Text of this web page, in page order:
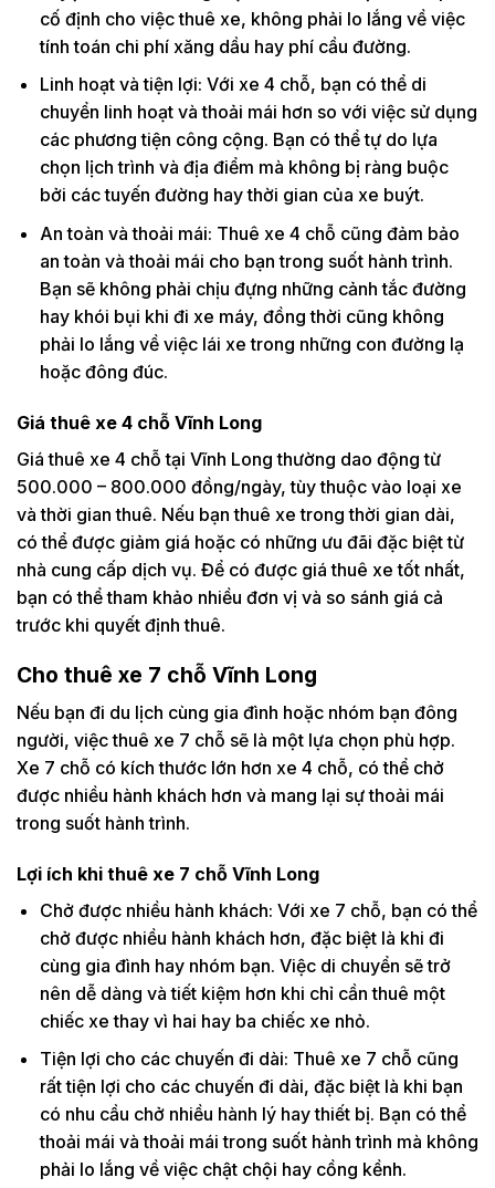
cố định cho việc thuê xe, không phải lo lắng về việc
tính toán chi phí xăng dầu hay phí cầu đường.
Linh hoạt và tiện lợi: Với xe 4 chỗ, bạn có thể di
chuyển linh hoạt và thoải mái hơn so với việc sử dụng
các phương tiện công cộng. Bạn có thể tự do lựa
chọn lịch trình và địa điểm mà không bị ràng buộc
bởi các tuyến đường hay thời gian của xe buýt.
An toàn và thoải mái: Thuê xe 4 chỗ cũng đảm bảo
an toàn và thoải mái cho bạn trong suốt hành trình.
Bạn sẽ không phải chịu đựng những cảnh tắc đường
hay khói bụi khi đi xe máy, đồng thời cũng không
phải lo lắng về việc lái xe trong những con đường lạ
hoặc đông đúc.
Giá thuê xe 4 chỗ Vĩnh Long
Giá thuê xe 4 chỗ tại Vĩnh Long thường dao động từ
500.000 – 800.000 đồng/ngày, tùy thuộc vào loại xe
và thời gian thuê. Nếu bạn thuê xe trong thời gian dài,
có thể được giảm giá hoặc có những ưu đãi đặc biệt từ
nhà cung cấp dịch vụ. Để có được giá thuê xe tốt nhất,
bạn có thể tham khảo nhiều đơn vị và so sánh giá cả
trước khi quyết định thuê.
Cho thuê xe 7 chỗ Vĩnh Long
Nếu bạn đi du lịch cùng gia đình hoặc nhóm bạn đông
người, việc thuê xe 7 chỗ sẽ là một lựa chọn phù hợp.
Xe 7 chỗ có kích thước lớn hơn xe 4 chỗ, có thể chở
được nhiều hành khách hơn và mang lại sự thoải mái
trong suốt hành trình.
Lợi ích khi thuê xe 7 chỗ Vĩnh Long
Chở được nhiều hành khách: Với xe 7 chỗ, bạn có thể
chở được nhiều hành khách hơn, đặc biệt là khi đi
cùng gia đình hay nhóm bạn. Việc di chuyển sẽ trở
nên dễ dàng và tiết kiệm hơn khi chỉ cần thuê một
chiếc xe thay vì hai hay ba chiếc xe nhỏ.
Tiện lợi cho các chuyến đi dài: Thuê xe 7 chỗ cũng
rất tiện lợi cho các chuyến đi dài, đặc biệt là khi bạn
có nhu cầu chở nhiều hành lý hay thiết bị. Bạn có thể
thoải mái và thoải mái trong suốt hành trình mà không
phải lo lắng về việc chật chội hay cồng kềnh.